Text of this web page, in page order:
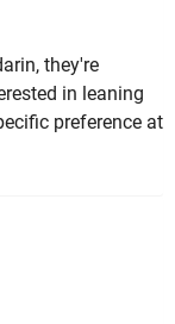
they're
in leaning
preference at